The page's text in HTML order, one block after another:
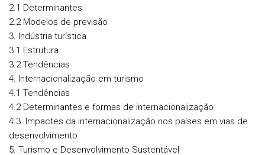
2.1 Determinantes
2.2 Modelos de previsão
3. Indústria turística
3.1 Estrutura
3.2 Tendências
4. Internacionalização em turismo
4.1 Tendências
4.2 Determinantes e formas de internacionalização
4.3. Impactes da internacionalização nos países em vias de
desenvolvimento
5. Turismo e Desenvolvimento Sustentável